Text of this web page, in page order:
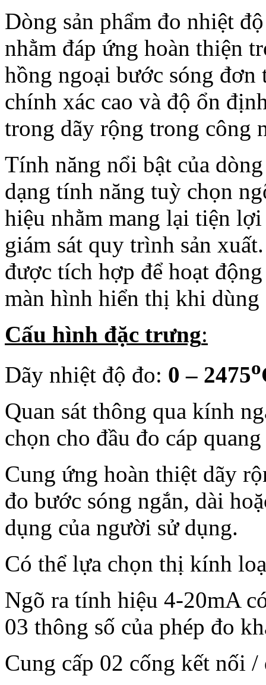
Dòng sản phẩm đo nhiệt
nhằm đáp ứng hoàn thiện
hồng ngoại bước sóng
chính xác cao và độ ổn
trong dãy rộng trong công
Tính năng nổi bật của
dạng tính năng tuỳ chọn
hiệu nhằm mang lại tiện
giám sát quy trình sản
được tích hợp để hoạt
màn hình hiển thị khi
Cấu hình đặc trưng:
Dãy nhiệt độ đo: 0 – 2475o
Quan sát thông qua kính
chọn cho đầu đo cáp
Cung ứng hoàn thiệt dãy
đo bước sóng ngắn, dài
dụng của người sử dụng.
Có thể lựa chọn thị kính
Ngõ ra tính hiệu 4-20mA
03 thông số của phép đo
Cung cấp 02 cống kết nối